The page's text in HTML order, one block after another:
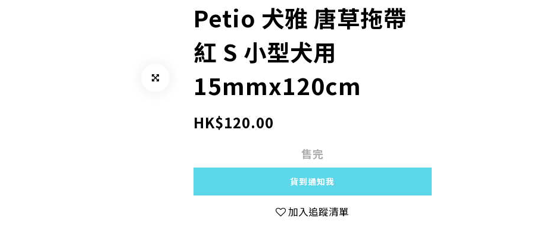
Petio 犬雅 唐草拖帶
紅 S 小型犬用
15mmx120cm
HK$120.00
售完
貨到通知我
加入追蹤清單